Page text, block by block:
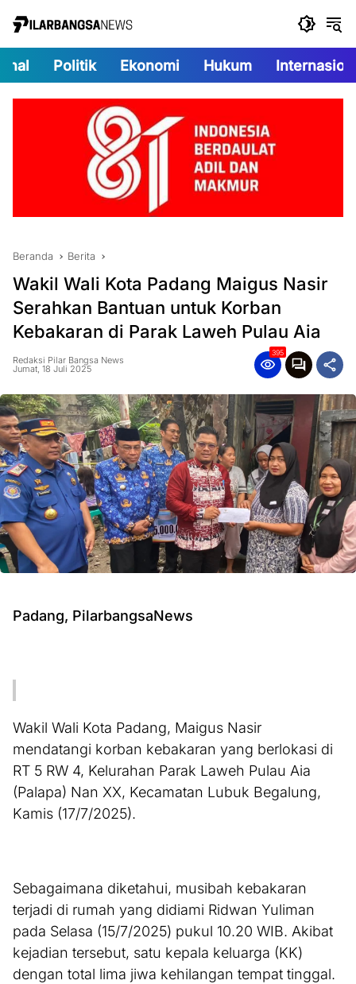
Politik Ekonomi Hukum
Beranda Berita
Wakil Wali Kota Padang Maigus Nasir
Serahkan Bantuan untuk Korban
Kebakaran di Parak Laweh Pulau Aia
Redaksi Pilar Bangsa News
Jumat, 18 Juli 2025
395
Padang, PilarbangsaNews
Wakil Wali Kota Padang, Maigus Nasir
mendatangi korban kebakaran yang berlokasi di
RT 5 RW 4, Kelurahan Parak Laweh Pulau Aia
(Palapa) Nan XX, Kecamatan Lubuk Begalung,
Kamis (17/7/2025).
Sebagaimana diketahui, musibah kebakaran
terjadi di rumah yang didiami Ridwan Yuliman
pada Selasa (15/7/2025) pukul 10.20 WIB. Akibat
kejadian tersebut, satu kepala keluarga (KK)
dengan total lima jiwa kehilangan tempat tinggal.